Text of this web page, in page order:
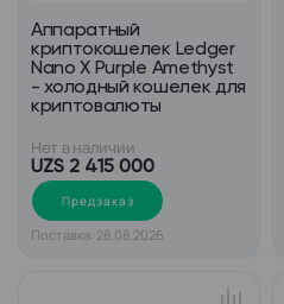
Аппаратный
криптокошелек Ledger
Nano X Purple Amethyst
- холодный кошелек для
криптовалюты
Нет в наличии
UZS 2 415 000
Предзаказ
Поставка: 28.08.2026